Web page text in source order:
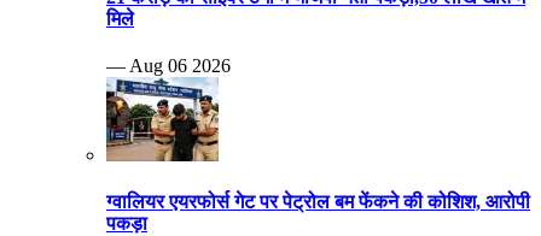
मिले
— Aug 06 2026
ग्वालियर एयरफोर्स गेट पर पेट्रोल बम फेंकने की कोशिश, आरोपी
पकड़ा